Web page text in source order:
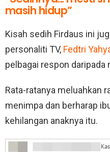
masih hidup”
Kisah sedih Firdaus ini
personaliti TV, Fedtri
pelbagai respon daripada
Rata-ratanya meluahkan
menimpa dan berharap
kehilangan anaknya itu.